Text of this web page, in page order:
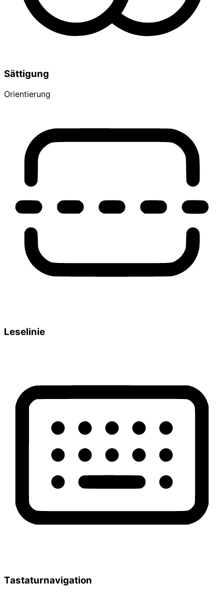
Sättigung
Orientierung
Leselinie
Tastaturnavigation